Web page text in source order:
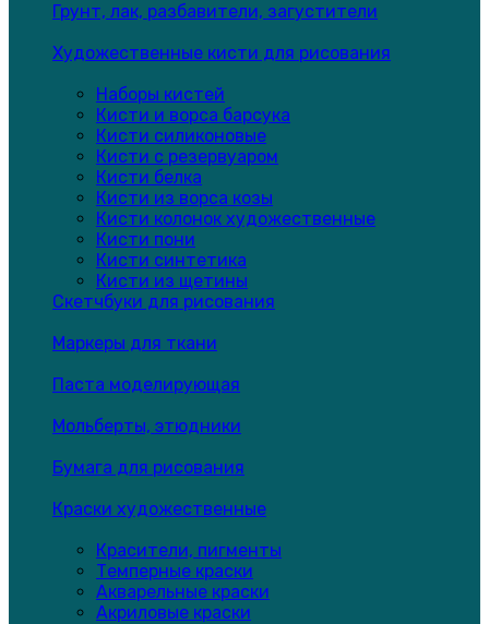
Грунт, лак, разбавители, загустители
Художественные кисти для рисования
Наборы кистей
Кисти и ворса барсука
Кисти силиконовые
Кисти с резервуаром
Кисти белка
Кисти из ворса козы
Кисти колонок художественные
Кисти пони
Кисти синтетика
Кисти из щетины
Скетчбуки для рисования
Маркеры для ткани
Паста моделирующая
Мольберты, этюдники
Бумага для рисования
Краски художественные
Красители, пигменты
Темперные краски
Акварельные краски
Акриловые краски